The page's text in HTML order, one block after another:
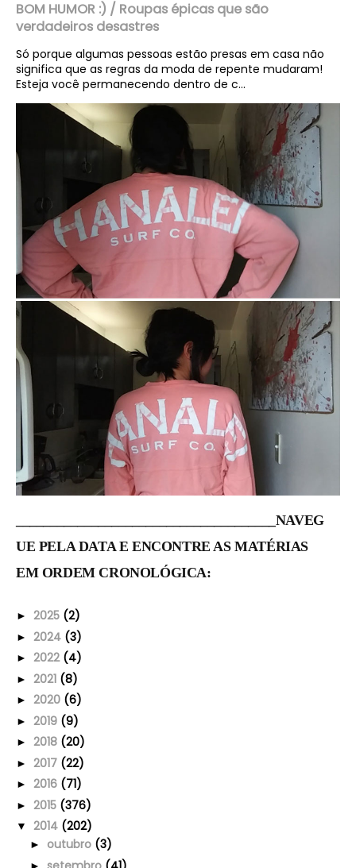
BOM HUMOR :) / Roupas épicas que são
verdadeiros desastres
Só porque algumas pessoas estão presas em casa não
significa que as regras da moda de repente mudaram!
Esteja você permanecendo dentro de c...
______________________________________NAVEG
UE PELA DATA E ENCONTRE AS MATÉRIAS
EM ORDEM CRONOLÓGICA:
► 2025 (2)
► 2024 (3)
► 2022 (4)
► 2021 (8)
► 2020 (6)
► 2019 (9)
► 2018 (20)
► 2017 (22)
► 2016 (71)
► 2015 (376)
▼ 2014 (202)
► outubro (3)